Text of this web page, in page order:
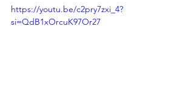
https://youtu.be/c2pry7zxi_4?
si=QdB1xOrcuK97Or27